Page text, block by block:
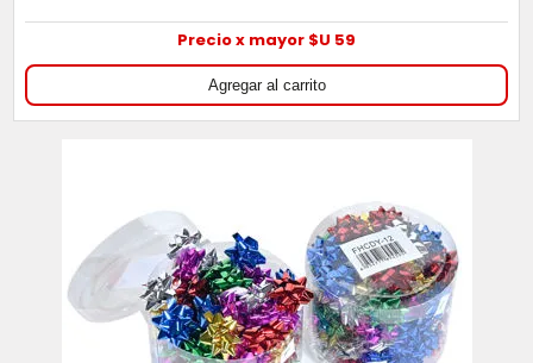
Precio x mayor $U 59